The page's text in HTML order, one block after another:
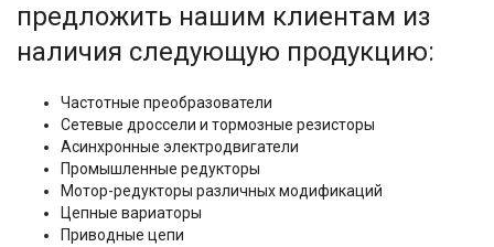
предложить нашим клиентам из
наличия следующую продукцию:
Частотные преобразователи
Сетевые дроссели и тормозные резисторы
Асинхронные электродвигатели
Промышленные редукторы
Мотор-редукторы различных модификаций
Цепные вариаторы
Приводные цепи